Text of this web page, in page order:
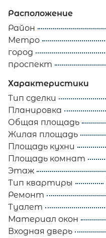
Расположение
Район
Метро
город
проспект
Характеристики
Тип сделки
Планировка
Общая площадь
Жилая площадь
Площадь кухни
Площадь комнат
Этаж
Тип квартиры
Ремонт
Туалет
Материал окон
Входная дверь